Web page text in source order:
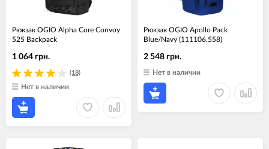
Рюкзак OGIO Alpha Core Convoy
525 Backpack
(18)
1 064 грн.
Нет в наличии
Рюкзак OGIO Apollo Pack
Blue/Navy (111106.558)
2 548 грн.
Нет в наличии